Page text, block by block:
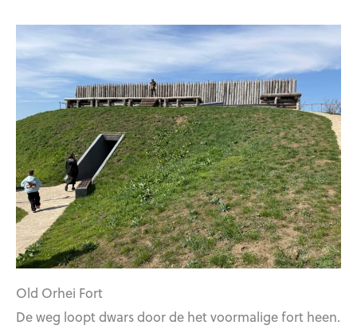
Old Orhei Fort
De weg loopt dwars door de het voormalige fort heen.